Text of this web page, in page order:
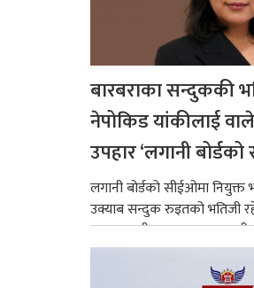
बारबराका सन्दुककी
नेपोकिड यांकीलाई
उपहार ‘लगानी
लगानी बोर्डको सीईओमा
उक्याब सन्दुक रुइतको भतिजी
छ। तत्कालीन समयमा
नै बनेका जोन...